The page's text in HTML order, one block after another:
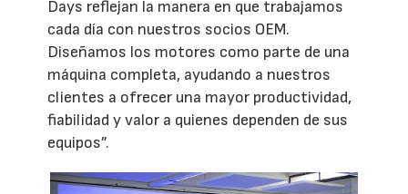
Days reflejan la manera en que trabajamos
cada día con nuestros socios OEM.
Diseñamos los motores como parte de una
máquina completa, ayudando a nuestros
clientes a ofrecer una mayor productividad,
fiabilidad y valor a quienes dependen de sus
equipos”.